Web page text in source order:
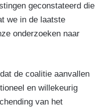
geconstateerd die
we in de laatste
onderzoeken naar
de coalitie aanvallen
en willekeurig
van het